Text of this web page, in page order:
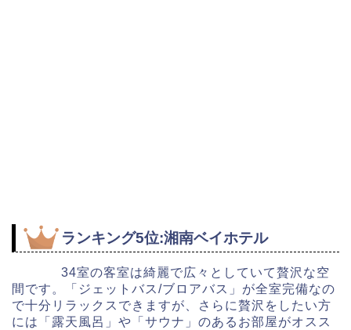
ランキング5位:湘南ベイホテル
34室の客室は綺麗で広々としていて贅沢な空
間です。「ジェットバス/ブロアバス」が全室完備なの
で十分リラックスできますが、さらに贅沢をしたい方
には「露天風呂」や「サウナ」のあるお部屋がオスス